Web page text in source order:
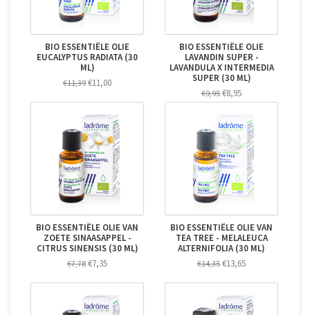
BIO ESSENTIËLE OLIE
EUCALYPTUS RADIATA (30
ML)
€11,39 €11,00
BIO ESSENTIËLE OLIE
LAVANDIN SUPER -
LAVANDULA X INTERMEDIA
SUPER (30 ML)
€9,95 €8,95
BIO ESSENTIËLE OLIE VAN
ZOETE SINAASAPPEL -
CITRUS SINENSIS (30 ML)
€7,78 €7,35
BIO ESSENTIËLE OLIE VAN
TEA TREE - MELALEUCA
ALTERNIFOLIA (30 ML)
€14,35 €13,65